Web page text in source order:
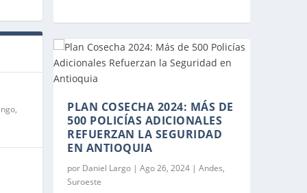
,
PLAN COSECHA 2024: MÁS DE
500 POLICÍAS ADICIONALES
REFUERZAN LA SEGURIDAD
EN ANTIOQUIA
por Daniel Largo |Ago 26, 2024 |Andes,
Suroeste